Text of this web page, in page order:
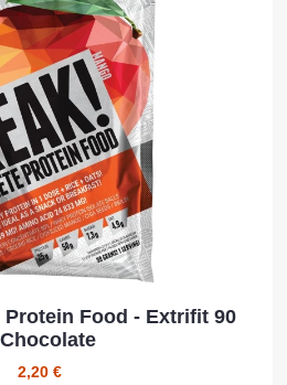
Food - Extrifit 90
2,20 €